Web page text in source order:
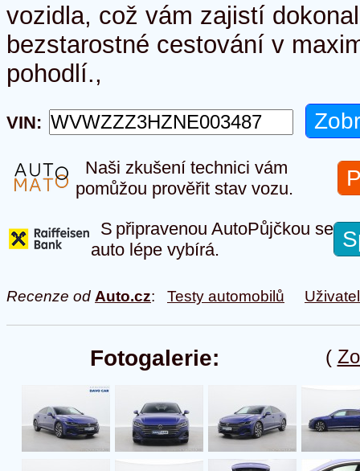
vozidla, což vám zajistí
bezstarostné cestování v
pohodlí.,
VIN:
Naši zkušení technici vám
pomůžou prověřit stav vozu.
S připravenou AutoPůjčkou se
auto lépe vybírá.
Recenze od Auto.cz: Testy automobilů
(
Fotogalerie: